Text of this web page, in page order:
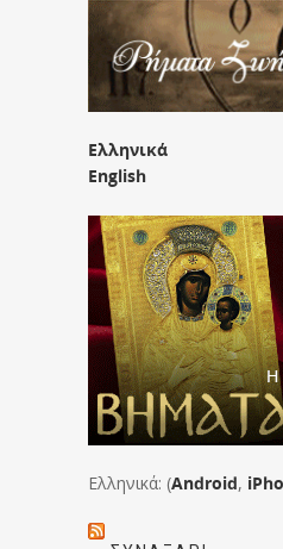
Ελληνικά
English
Ελληνικά: (Android,